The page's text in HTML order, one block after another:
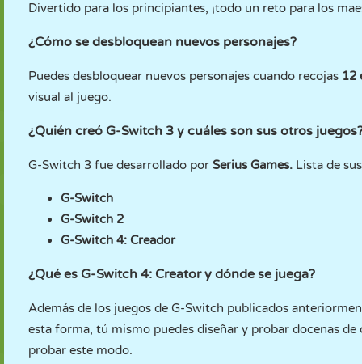
Divertido para los principiantes, ¡todo un reto para los
¿Cómo se desbloquean nuevos personajes?
Puedes desbloquear nuevos personajes cuando recojas 12
visual al juego.
¿Quién creó G-Switch 3 y cuáles son sus otros
G-Switch 3 fue desarrollado por Serius Games. Lista de
G-Switch
G-Switch 2
G-Switch 4: Creador
¿Qué es G-Switch 4: Creator y dónde se juega?
Además de los juegos de G-Switch publicados
esta forma, tú mismo puedes diseñar y probar docenas
probar este modo.